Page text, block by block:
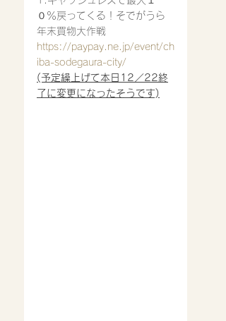
０％戻ってくる！そでがうら
年末買物大作戦
https://paypay.ne.jp/event/ch
iba-sodegaura-city/
(予定繰上げて本日12／22終
了に変更になったそうです)